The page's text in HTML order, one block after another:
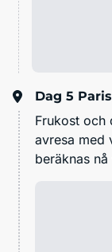
Dag 5
Frukost
avresa med
beräknas